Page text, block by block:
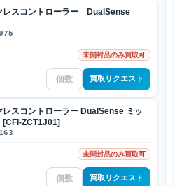
レスコントローラー DualSense
未開封品のみ買取可
買取リクエスト
スコントローラー DualSense ミッ
ZCT1J01]
未開封品のみ買取可
買取リクエスト